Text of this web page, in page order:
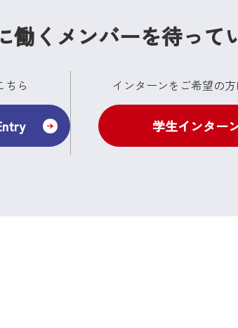
働くメンバーを待って
ちら インターンをご希望の
学生インター